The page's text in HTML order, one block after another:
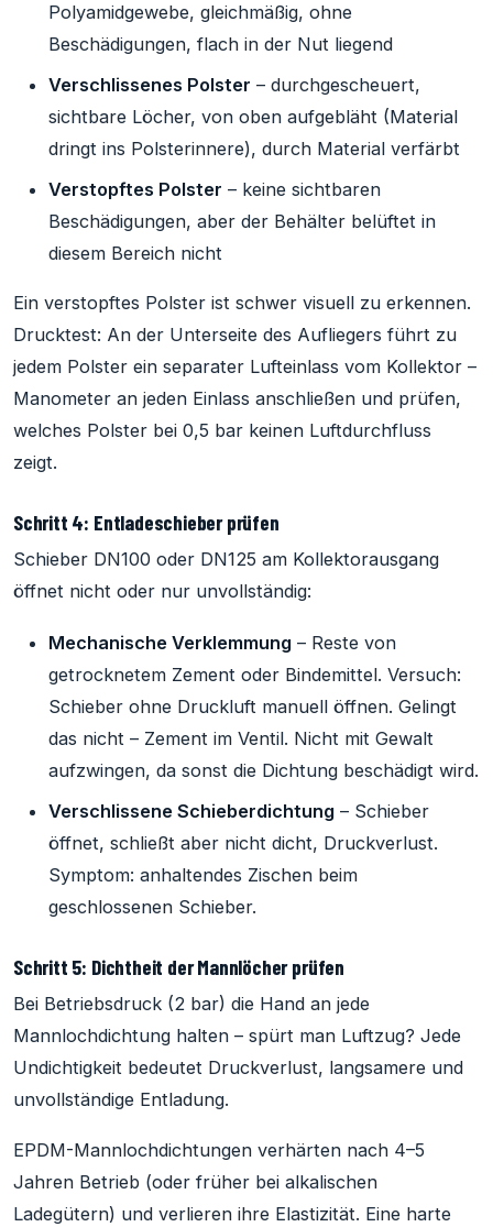
Polyamidgewebe, gleichmäßig, ohne
Beschädigungen, flach in der Nut liegend
Verschlissenes Polster – durchgescheuert,
sichtbare Löcher, von oben aufgebläht (Material
dringt ins Polsterinnere), durch Material verfärbt
Verstopftes Polster – keine sichtbaren
Beschädigungen, aber der Behälter belüftet in
diesem Bereich nicht
Ein verstopftes Polster ist schwer visuell zu erkennen.
Drucktest: An der Unterseite des Aufliegers führt zu
jedem Polster ein separater Lufteinlass vom Kollektor –
Manometer an jeden Einlass anschließen und prüfen,
welches Polster bei 0,5 bar keinen Luftdurchfluss
zeigt.
Schritt 4: Entladeschieber prüfen
Schieber DN100 oder DN125 am Kollektorausgang
öffnet nicht oder nur unvollständig:
Mechanische Verklemmung – Reste von
getrocknetem Zement oder Bindemittel. Versuch:
Schieber ohne Druckluft manuell öffnen. Gelingt
das nicht – Zement im Ventil. Nicht mit Gewalt
aufzwingen, da sonst die Dichtung beschädigt wird.
Verschlissene Schieberdichtung – Schieber
öffnet, schließt aber nicht dicht, Druckverlust.
Symptom: anhaltendes Zischen beim
geschlossenen Schieber.
Schritt 5: Dichtheit der Mannlöcher prüfen
Bei Betriebsdruck (2 bar) die Hand an jede
Mannlochdichtung halten – spürt man Luftzug? Jede
Undichtigkeit bedeutet Druckverlust, langsamere und
unvollständige Entladung.
EPDM-Mannlochdichtungen verhärten nach 4–5
Jahren Betrieb (oder früher bei alkalischen
Ladegütern) und verlieren ihre Elastizität. Eine harte